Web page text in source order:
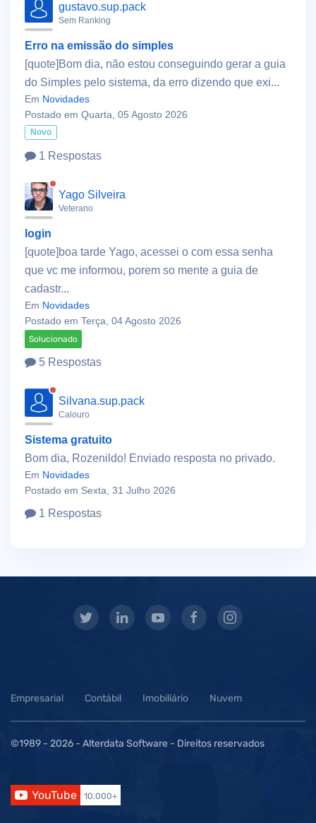
gustavo.sup.pack
Sem Ranking
Erro na emissão do simples
[quote]Bom dia, não estou conseguindo gerar a guia
do Simples pelo sistema, da erro dizendo que exi...
Em Novidades
Postado em Quarta, 05 Agosto 2026
Novo
1 Respostas
Yago Silveira
Veterano
login
[quote]boa tarde Yago, acessei o com essa senha
que vc me informou, porem so mente a guia de
cadastr...
Em Novidades
Postado em Terça, 04 Agosto 2026
Solucionado
5 Respostas
Silvana.sup.pack
Calouro
Sistema gratuito
Bom dia, Rozenildo! Enviado resposta no privado.
Em Novidades
Postado em Sexta, 31 Julho 2026
1 Respostas
Empresarial Contábil Imobiliário Nuvem
©1989 - 2026 - Alterdata Software - Direitos reservados
YouTube 10.000+